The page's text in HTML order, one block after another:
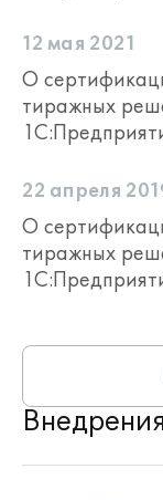
12 мая 2021
О
тиражных
22 апреля
О
тиражных